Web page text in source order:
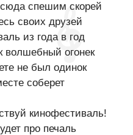
спешим скорей
своих друзей
из года в год
волшебный огонек
не был одинок
соберет
кинофестиваль!
про печаль